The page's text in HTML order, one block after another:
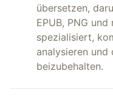
übersetzen,
EPUB, PNG
spezialisiert,
analysieren
beizubehalten.